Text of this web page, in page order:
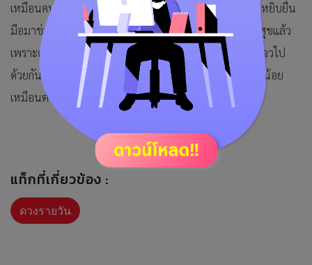
เหมือนคนที่เอาตัวรอดได้เสมอแม้ในวินาทีสุดท้ายก็ยังมีคนหยิบยื่น
มือมาช่วยเหลือ ความรัก คนโสดท่านแอบมองเขาก็มีความสุขแล้ว
เพราะความรักวันนี้เอื่อยๆเรื่อยๆ คนมีคู่แล้วเหมือนนั่งเรือแจวไป
ด้วยกันอย่านั่งเอียง ช่วยเหลือคนจิตใจดีมีศีลธรรมแม้จะมากน้อย
เหมือนต่อลมหายใจให้เขา
แท็กที่เกี่ยวข้อง :
ดวงรายวัน